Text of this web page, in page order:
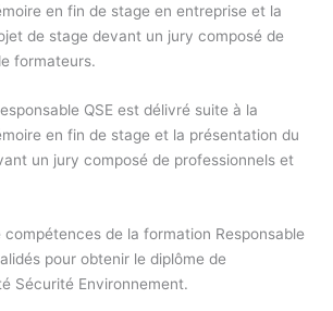
en fin de stage en entreprise et la
de stage devant un jury composé de
formateurs.
QSE est délivré suite à la
en fin de stage et la présentation du
un jury composé de professionnels et
compétences de la formation Responsable
pour obtenir le diplôme de
Sécurité Environnement.